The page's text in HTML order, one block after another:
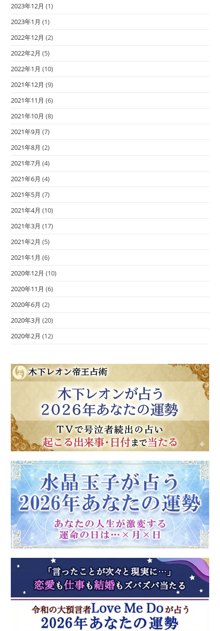
2023年12月 (1)
2023年1月 (1)
2022年12月 (2)
2022年2月 (5)
2022年1月 (10)
2021年12月 (9)
2021年11月 (6)
2021年10月 (8)
2021年9月 (7)
2021年8月 (2)
2021年7月 (4)
2021年6月 (4)
2021年5月 (7)
2021年4月 (10)
2021年3月 (17)
2021年2月 (5)
2021年1月 (6)
2020年12月 (10)
2020年11月 (6)
2020年6月 (2)
2020年3月 (20)
2020年2月 (12)